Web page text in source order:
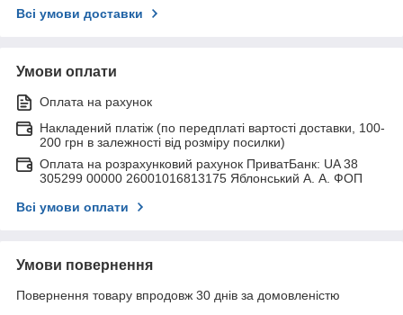
Всі умови доставки
Умови оплати
Оплата на рахунок
Накладений платіж (по передплаті вартості доставки, 100-
200 грн в залежності від розміру посилки)
Оплата на розрахунковий рахунок ПриватБанк: UA 38
305299 00000 26001016813175 Яблонський А. А. ФОП
Всі умови оплати
Умови повернення
Повернення товару впродовж 30 днів за домовленістю